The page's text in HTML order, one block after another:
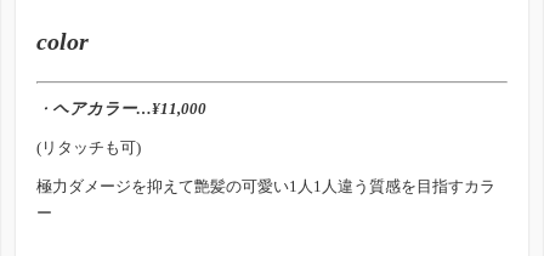
color
・ ヘアカラー…¥11,000
(リタッチも可)
極力ダメージを抑えて艶髪の可愛い1人1人違う質感を目指すカラ
ー